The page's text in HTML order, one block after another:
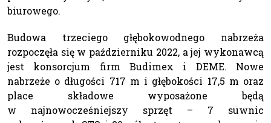
biurowego.
Budowa trzeciego głębokowodnego nabrzeża
rozpoczęła się w październiku 2022, a jej wykonawcą
jest konsorcjum firm Budimex i DEME. Nowe
nabrzeże o długości 717 m i głębokości 17,5 m oraz
place składowe wyposażone będą
w najnowocześniejszy sprzęt – 7 suwnic